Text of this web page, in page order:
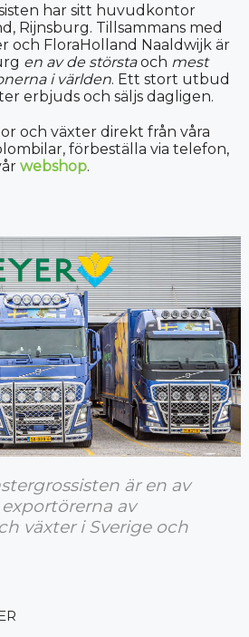
har sitt huvudkontor
Rijnsburg. Tillsammans med
och FloraHolland Naaldwijk är
en av de störstaoch mest
i världen. Ett stort utbud
erbjuds och säljs dagligen.
och växter direkt från våra
förbeställa via telefon,
webshop.
är en av
av
växter i Sverige och